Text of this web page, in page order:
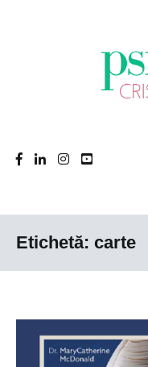
Etichetă: carte